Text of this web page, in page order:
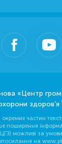
«Центр
частин
поширення
можливі за
на